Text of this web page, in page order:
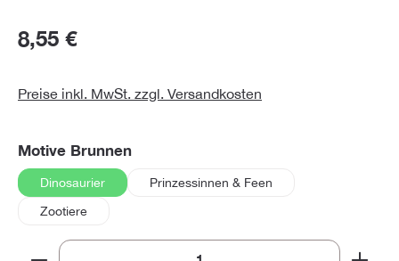
8,55 €
Preise inkl. MwSt. zzgl. Versandkosten
Motive Brunnenauswählen
Dinosaurier
Prinzessinnen & Feen
Zootiere
Produkt Anzahl: Gib den gewünschten Wert ein